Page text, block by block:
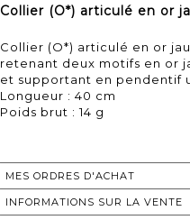
Collier (O*) articulé en or
Collier (O*) articulé en or
retenant deux motifs en or
et supportant en pendentif
Longueur : 40 cm
Poids brut : 14 g
MES ORDRES D'ACHAT
INFORMATIONS SUR LA VENTE